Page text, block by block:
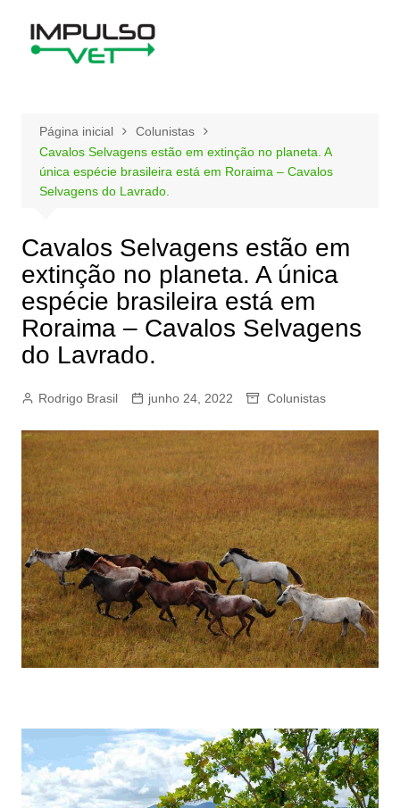
Página inicial
Colunistas
Cavalos Selvagens estão em extinção no planeta. A
única espécie brasileira está em Roraima – Cavalos
Selvagens do Lavrado.
Cavalos Selvagens estão em
extinção no planeta. A única
espécie brasileira está em
Roraima – Cavalos Selvagens
do Lavrado.
Rodrigo Brasil junho 24, 2022 Colunistas